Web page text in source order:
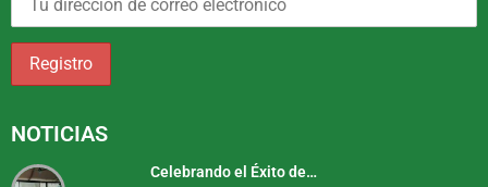
NOTICIAS
Celebrando el Éxito de…